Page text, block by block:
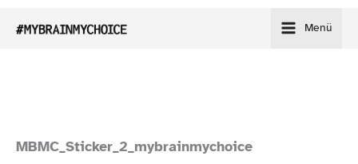
Inhalt
Menü
MBMC_​Sticker_​2_​mybrainmychoice